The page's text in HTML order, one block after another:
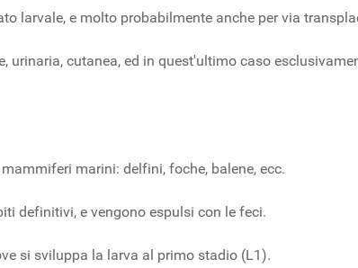
larvale, e molto probabilmente anche per via
cutanea, ed in quest'ultimo caso
marini: delfini, foche, balene, ecc.
definitivi, e vengono espulsi con le feci.
si sviluppa la larva al primo stadio (L1).